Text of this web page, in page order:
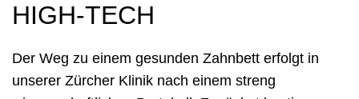
HIGH-TECH
Der Weg zu einem gesunden Zahnbett erfolgt in
unserer Zürcher Klinik nach einem streng